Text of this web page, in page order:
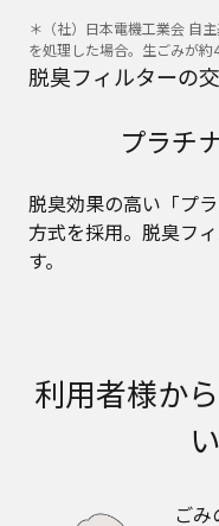
＊（社）日本電機工業会 自
を処理した場合。生ごみが約
脱臭フィルターの
プラチ
脱臭効果の高い「プ
方式を採用。脱臭フ
す。
利用者様か
ごみ